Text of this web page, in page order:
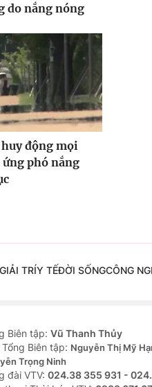
do nắng nóng
huy động mọi
phó nắng
TRÍY TẾĐỜI SỐNGCÔNG
Biên tập: Vũ Thanh Thủy
Tổng Biên tập: Nguyễn Thị Mỹ
Trọng Ninh
đài VTV: 024.38 355 931 -